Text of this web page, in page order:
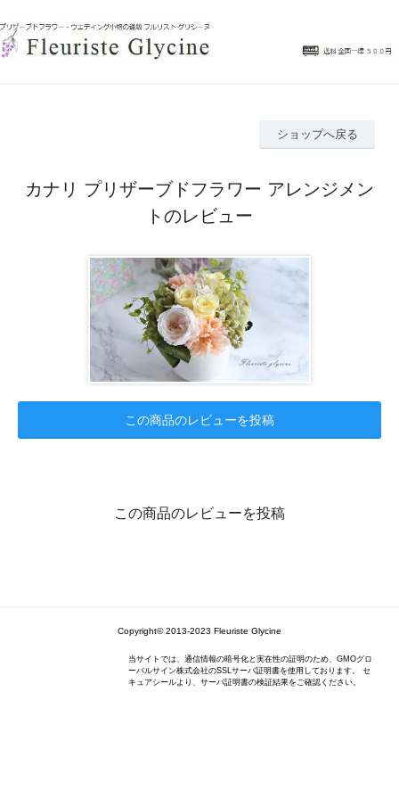
ショップへ戻る
カナリ プリザーブドフラワー アレンジメン
トのレビュー
この商品のレビューを投稿
この商品のレビューを投稿
Copyright© 2013-2023 Fleuriste Glycine
当サイトでは、通信情報の暗号化と実在性の証明のため、GMOグロ
ーバルサイン株式会社のSSLサーバ証明書を使用しております。 セ
キュアシールより、サーバ証明書の検証結果をご確認ください。